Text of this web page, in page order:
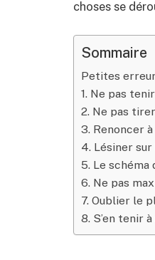
choses se
Sommaire
Petites
1. Ne pas
2. Ne pas
3. Renoncer
4. Lésiner
5. Le schéma
6. Ne pas
7. Oublier le
8. S’en tenir